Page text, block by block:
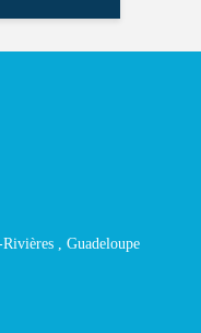
, Guadeloupe